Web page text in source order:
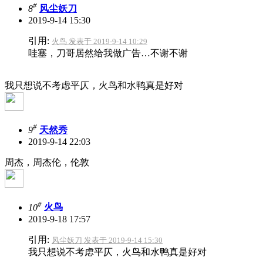
8# 风尘妖刀
2019-9-14 15:30
引用: 火鸟 发表于 2019-9-14 10:29
哇塞，刀哥居然给我做广告…不谢不谢
我只想说不考虑平仄，火鸟和水鸭真是好对
9# 天然秀
2019-9-14 22:03
周杰，周杰伦，伦敦
10# 火鸟
2019-9-18 17:57
引用: 风尘妖刀 发表于 2019-9-14 15:30
我只想说不考虑平仄，火鸟和水鸭真是好对